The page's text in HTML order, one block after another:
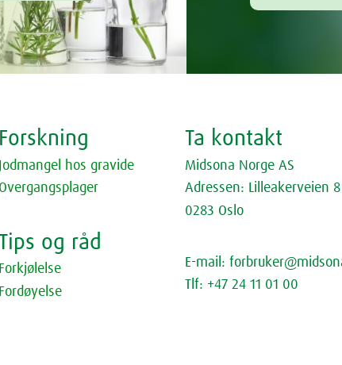
Forskning
Jodmangel hos gravide
Overgangsplager
og råd
Forkjølelse
Fordøyelse
Ta kontakt
Midsona Norge AS
Adressen: Lilleakerveien 8
0283 Oslo
E-mail:
Tlf: +47 24 11 01 00